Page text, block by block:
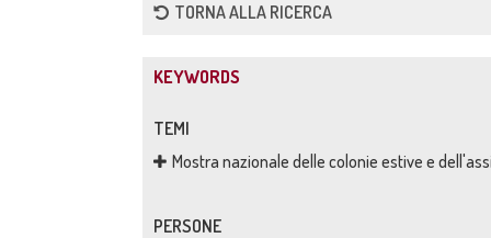
TORNA ALLA RICERCA
KEYWORDS
TEMI
Mostra nazionale delle colonie estive e
PERSONE